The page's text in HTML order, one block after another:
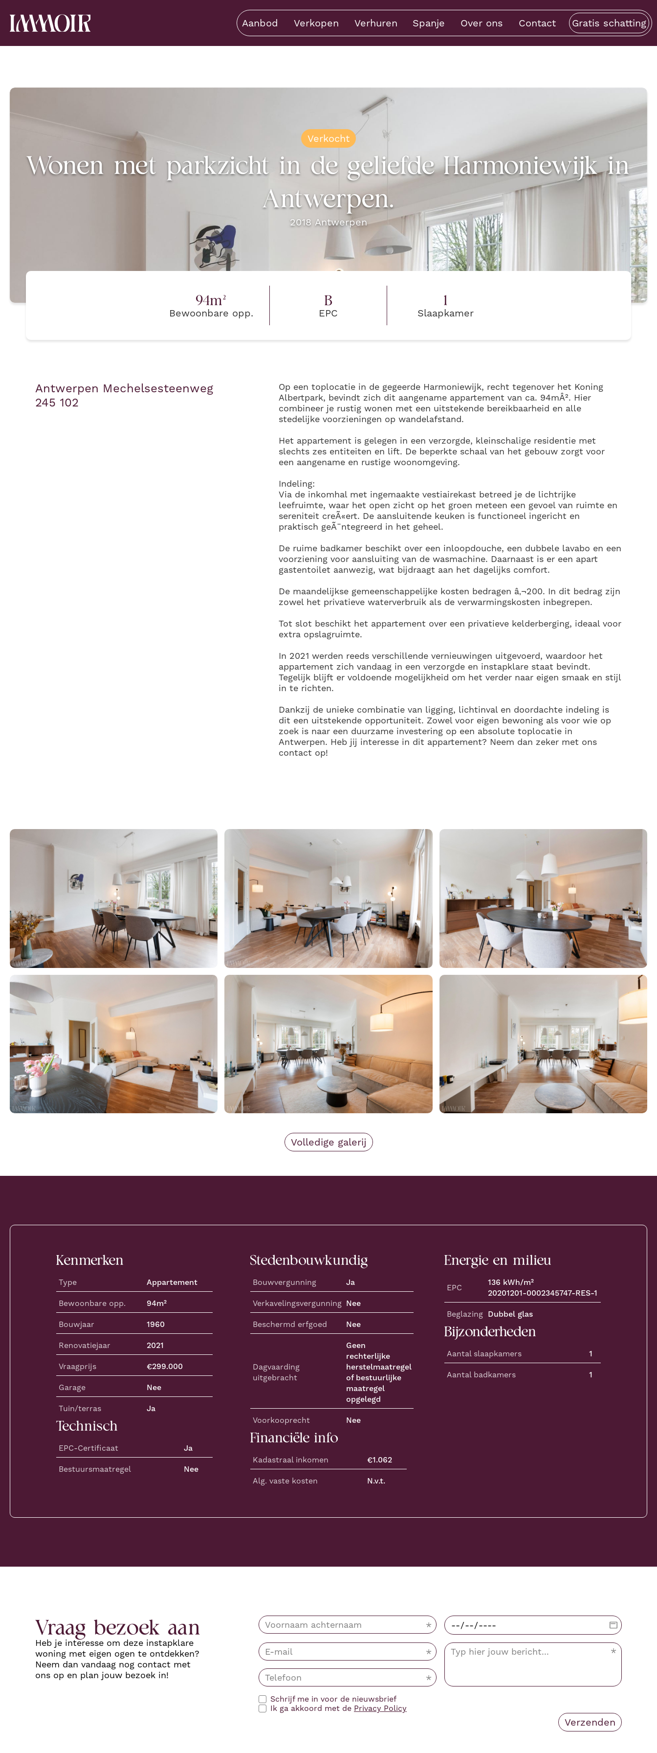
Aanbod Verkopen Verhuren Spanje Over ons Contact Gratis schatting
Verkocht
Wonen met parkzicht in de geliefde Harmoniewijk in
Antwerpen.
2018 Antwerpen
94m²
Bewoonbare opp.
B
EPC
1
Slaapkamer
Antwerpen Mechelsesteenweg
245 102
Op een toplocatie in de gegeerde Harmoniewijk, recht tegenover het Koning
Albertpark, bevindt zich dit aangename appartement van ca. 94mÂ². Hier
combineer je rustig wonen met een uitstekende bereikbaarheid en alle
stedelijke voorzieningen op wandelafstand.
Het appartement is gelegen in een verzorgde, kleinschalige residentie met
slechts zes entiteiten en lift. De beperkte schaal van het gebouw zorgt voor
een aangename en rustige woonomgeving.
Indeling:
Via de inkomhal met ingemaakte vestiairekast betreed je de lichtrijke
leefruimte, waar het open zicht op het groen meteen een gevoel van ruimte en
sereniteit creÃ«ert. De aansluitende keuken is functioneel ingericht en
praktisch geÃ¯ntegreerd in het geheel.
De ruime badkamer beschikt over een inloopdouche, een dubbele lavabo en een
voorziening voor aansluiting van de wasmachine. Daarnaast is er een apart
gastentoilet aanwezig, wat bijdraagt aan het dagelijks comfort.
De maandelijkse gemeenschappelijke kosten bedragen â‚¬200. In dit bedrag zijn
zowel het privatieve waterverbruik als de verwarmingskosten inbegrepen.
Tot slot beschikt het appartement over een privatieve kelderberging, ideaal voor
extra opslagruimte.
In 2021 werden reeds verschillende vernieuwingen uitgevoerd, waardoor het
appartement zich vandaag in een verzorgde en instapklare staat bevindt.
Tegelijk blijft er voldoende mogelijkheid om het verder naar eigen smaak en stijl
in te richten.
Dankzij de unieke combinatie van ligging, lichtinval en doordachte indeling is
dit een uitstekende opportuniteit. Zowel voor eigen bewoning als voor wie op
zoek is naar een duurzame investering op een absolute toplocatie in
Antwerpen. Heb jij interesse in dit appartement? Neem dan zeker met ons
contact op!
Volledige galerij
Kenmerken
Type Appartement
Bewoonbare opp. 94m²
Bouwjaar 1960
Renovatiejaar 2021
Vraagprijs €299.000
Garage Nee
Tuin/terras Ja
Technisch
EPC-Certificaat Ja
Bestuursmaatregel Nee
Stedenbouwkundig
Bouwvergunning Ja
Verkavelingsvergunning Nee
Beschermd erfgoed Nee
Dagvaarding
uitgebracht
Geen
rechterlijke
herstelmaatregel
of bestuurlijke
maatregel
opgelegd
Voorkooprecht Nee
Financiële info
Kadastraal inkomen €1.062
Alg. vaste kosten N.v.t.
Energie en milieu
EPC
136 kWh/m²
20201201-0002345747-RES-1
Beglazing Dubbel glas
Bijzonderheden
Aantal slaapkamers 1
Aantal badkamers 1
Vraag bezoek aan
Heb je interesse om deze instapklare
woning met eigen ogen te ontdekken?
Neem dan vandaag nog contact met
ons op en plan jouw bezoek in!
Schrijf me in voor de nieuwsbrief
Ik ga akkoord met de Privacy Policy